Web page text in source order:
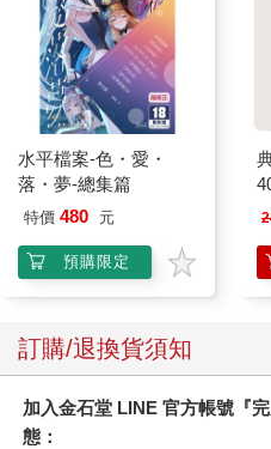
水平檔案-色・愛・
落・夢-總集篇
特價 480 元
預購限定
訂購/退換貨須知
加入金石堂 LINE 官方帳號『
態：